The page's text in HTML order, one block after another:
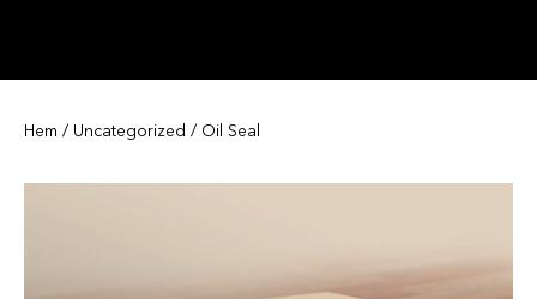
Hem / Uncategorized / Oil Seal